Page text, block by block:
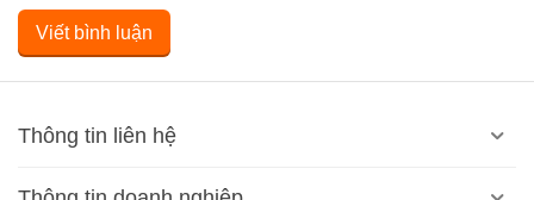
Viết bình luận
Thông tin liên hệ